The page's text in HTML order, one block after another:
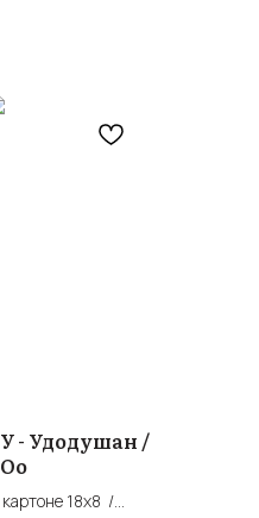
- Удодушан /
18x8 /